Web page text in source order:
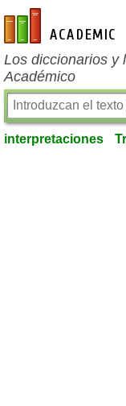
es-academic.com
Los diccionarios y
Académico
interpretaciones